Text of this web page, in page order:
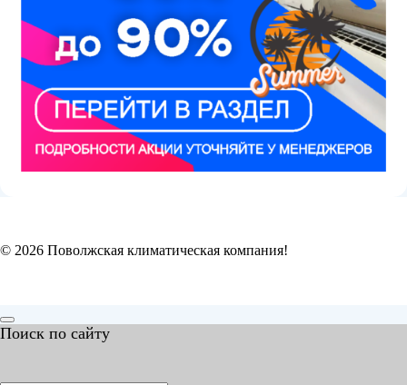
© 2026 Поволжская климатическая компания!
Поиск по сайту